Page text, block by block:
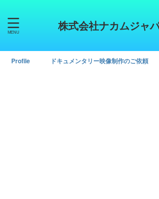
株式会社ナカムジャ
Profile ドキュメンタリー映像制作のご依頼